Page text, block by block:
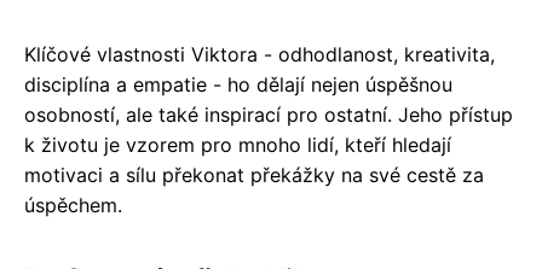
Klíčové vlastnosti Viktora - odhodlanost, kreativita,
disciplína a empatie - ho dělají nejen úspěšnou
osobností, ale také inspirací pro ostatní. Jeho přístup
k životu je vzorem pro mnoho lidí, kteří hledají
motivaci a sílu překonat překážky na své cestě za
úspěchem.